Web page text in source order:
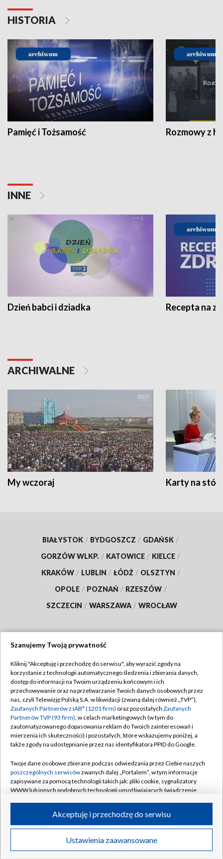
HISTORIA
Pamięć i Tożsamość Rozmowy z
INNE
Dzień babci i dziadka Recepta na
ARCHIWALNE
My wczoraj Karty na
BIAŁYSTOK / BYDGOSZCZ / GDAŃSK /
GORZÓW WLKP. / KATOWICE / KIELCE /
KRAKÓW / LUBLIN / ŁÓDŹ / OLSZTYN /
OPOLE / POZNAŃ / RZESZÓW /
SZCZECIN / WARSZAWA / WROCŁAW
TVP
Abonament TVP
Emisja w TVP
Centrum informacji TVP
Naziemna Telewizja Cyfrowa
Rada Programowa
System NOS
Informacje o nadawcy
Program dla prasy
Ogłoszenie przetargowe
Regulamin TVP
Polityka prywatności
Moje zgody
Pomoc
Kontakt
Kanały
©2026 Telewizja Polska S.A. w likwidacji
Szanujemy Twoją prywatność
Kliknij "Akceptuję i przechodzę do serwisu", aby wyrazić zgody na
korzystanie z technologii automatycznego śledzenia i zbierania danych,
dostęp do informacji na Twoim urządzeniu końcowym i ich
przechowywanie oraz na przetwarzanie Twoich danych osobowych przez
nas, czyli Telewizję Polską S.A. w likwidacji (zwaną dalej również „TVP”),
Zaufanych Partnerów z IAB* (1201 firm) oraz pozostałych Zaufanych
Partnerów TVP (93 firm), w celach marketingowych (w tym do
zautomatyzowanego dopasowania reklam do Twoich zainteresowań i
mierzenia ich skuteczności) i pozostałych, które wskazujemy poniżej, a
także zgody na udostępnianie przez nas identyfikatora PPID do Google.
Twoje dane osobowe zbierane podczas odwiedzania przez Ciebie naszych
poszczególnych serwisówzwanych dalej „Portalem”, w tym informacje
zapisywane za pomocą technologii takich jak: pliki cookie, sygnalizatory
WWW lub innych podobnych technologii umożliwiających świadczenie
ruchu w Internecie.
Twoje dane osobowe zbierane podczas odwiedzania przez Ciebie
poszczególnych serwisówna Portalu, takie jak adresy IP, identyfikatory
Ustawienia zaawansowane
Akceptuję i przechodzę do serwisu